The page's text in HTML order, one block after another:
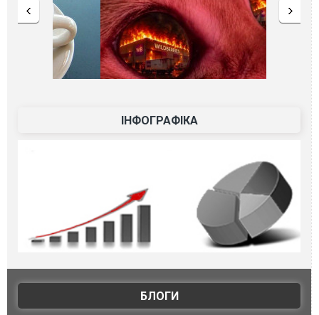
ІНФОГРАФІКА
БЛОГИ